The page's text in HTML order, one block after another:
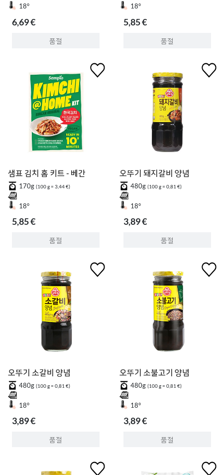
18°
6,69 €
품절
18°
5,85 €
품절
샘표 김치 홈 키트 - 베간
170g (100 g = 3,44 €)
18°
5,85 €
품절
오뚜기 돼지갈비 양념
480g (100 g = 0,81 €)
18°
3,89 €
품절
오뚜기 소갈비 양념
480g (100 g = 0,81 €)
18°
3,89 €
품절
오뚜기 소불고기 양념
480g (100 g = 0,81 €)
18°
3,89 €
품절